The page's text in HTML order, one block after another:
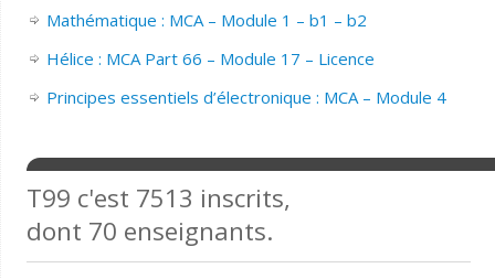
Mathématique : MCA – Module 1 – b1 – b2
Hélice : MCA Part 66 – Module 17 – Licence
Principes essentiels d’électronique : MCA – Module 4
T99 c'est 7513 inscrits,
dont 70 enseignants.